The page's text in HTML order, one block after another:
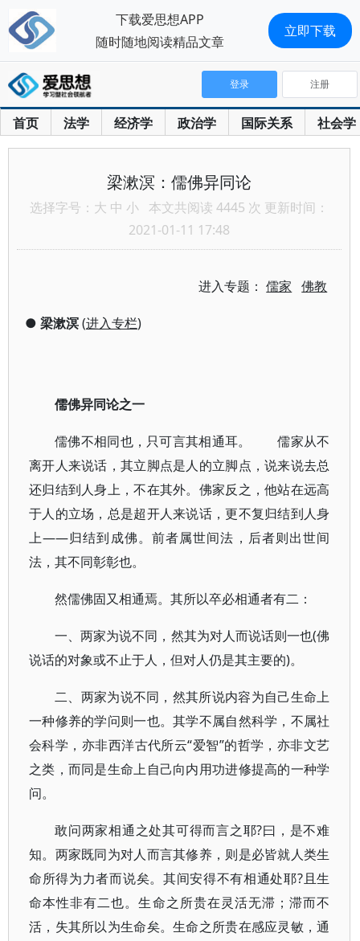
首页 法学 经济学 政治学 国际关系 社会学
登录 注册
梁漱溟：儒佛异同论
选择字号： 大 中 小 本文共阅读 4445 次 更新时间：
2021-01-11 17:48
进入专题：儒家 佛教
● 梁漱溟(进入专栏)
儒佛异同论之一
儒佛不相同也，只可言其相通耳。 儒家从不
离开人来说话，其立脚点是人的立脚点，说来说去总
还归结到人身上，不在其外。佛家反之，他站在远高
于人的立场，总是超开人来说话，更不复归结到人身
上——归结到成佛。前者属世间法，后者则出世间
法，其不同彰彰也。
然儒佛固又相通焉。其所以卒必相通者有二：
一、两家为说不同，然其为对人而说话则一也(佛
说话的对象或不止于人，但对人仍是其主要的)。
二、两家为说不同，然其所说内容为自己生命上
一种修养的学问则一也。其学不属自然科学，不属社
会科学，亦非西洋古代所云“爱智”的哲学，亦非文艺
之类，而同是生命上自己向内用功进修提高的一种学
问。
敢问两家相通之处其可得而言之耶?曰，是不难
知。两家既同为对人而言其修养，则是必皆就人类生
命所得为力者而说矣。其间安得不有相通处耶?且生
命本性非有二也。生命之所贵在灵活无滞；滞而不
活，失其所以为生命矣。生命之所贵在感应灵敏，通
下载爱思想APP
随时随地阅读精品文章
立即下载